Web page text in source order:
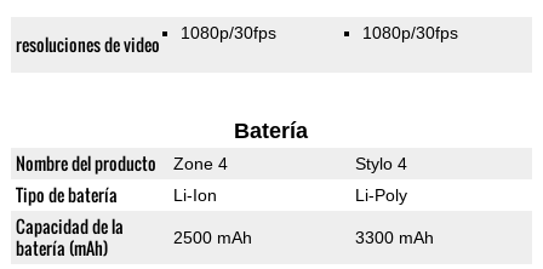
resoluciones de video 1080p/30fps 1080p/30fps
Batería
Nombre del producto Zone 4 Stylo 4
Tipo de batería Li-Ion Li-Poly
Capacidad de la
batería (mAh)
2500 mAh 3300 mAh